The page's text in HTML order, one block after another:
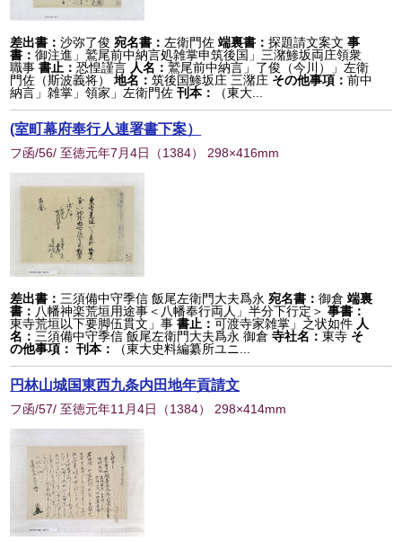
差出書：沙弥了俊 宛名書： 左衛門佐 端裏書：探題請文案文 事
書：御注進」鷲尾前中納言処雑掌申筑後国」三潴鯵坂両庄領衆
職事書止：恐惶謹言 人名：鷲尾前中納言」了俊（今川）」左衛
門佐（斯波義将）
地名：筑後国鯵坂庄 三潴庄 その他事項：前中
納言」雑掌」領家」左衛門佐刊本： （東大...
(室町幕府奉行人連署書下案）
フ函/56/ 至徳元年7月4日 （1384） 298×416mm
差出書： 三須備中守季信 飯尾左衛門大夫爲永 宛名書：御倉 端裏
書： 八幡神楽荒垣用途事＜八幡奉行両人」半分下行定＞ 事書：
東寺荒垣以下要脚伍貫文」事書止：可渡寺家雑掌」之状如件 人
名： 三須備中守季信 飯尾左衛門大夫爲永 御倉 寺社名：東寺 そ
の他事項： 刊本： （東大史料編纂所ユニ...
円林山城国東西九条内田地年貢請文
フ函/57/ 至徳元年11月4日 （1384） 298×414mm